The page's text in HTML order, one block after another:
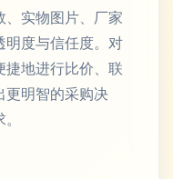
、实物图片、厂家
明度与信任度。对
捷地进行比价、联
更明智的采购决